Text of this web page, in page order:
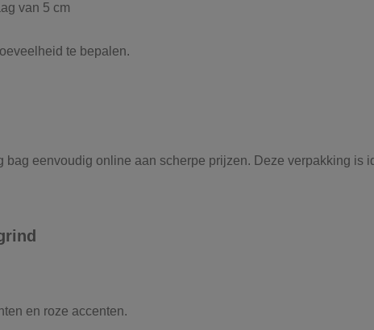
van 5 cm
te bepalen.
eenvoudig online aan scherpe prijzen. Deze verpakking is
en roze accenten.